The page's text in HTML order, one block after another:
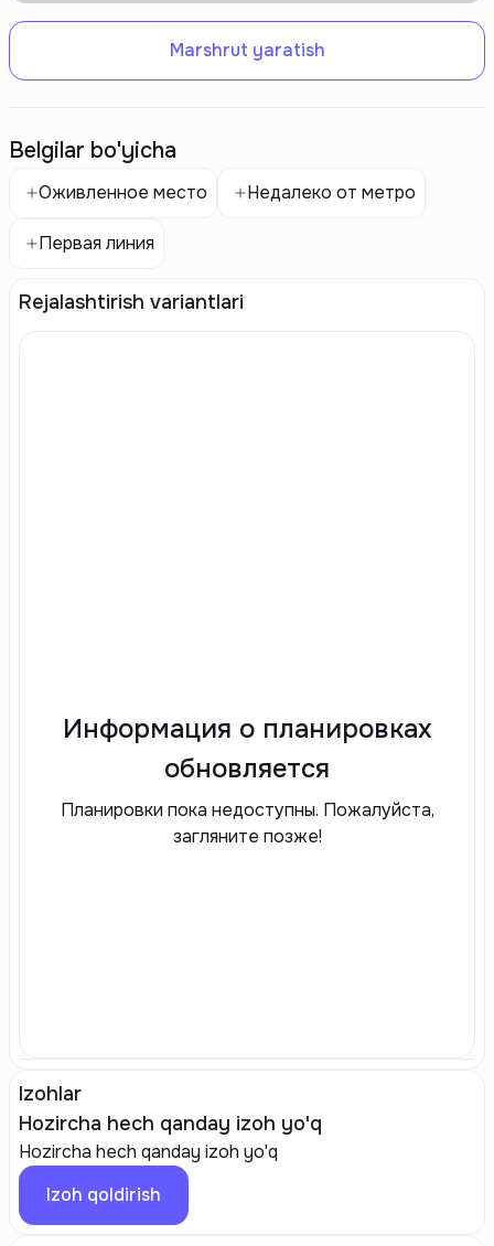
Marshrut yaratish
Belgilar bo'yicha
Оживленное место Недалеко от метро
Первая линия
Rejalashtirish variantlari
Информация о планировках
обновляется
Планировки пока недоступны. Пожалуйста,
загляните позже!
Izohlar
Hozircha hech qanday izoh yo'q
Hozircha hech qanday izoh yo'q
Izoh qoldirish